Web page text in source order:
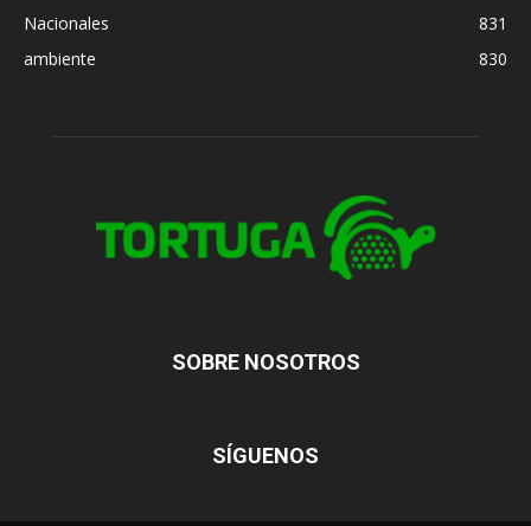
Nacionales
831
ambiente
830
SOBRE NOSOTROS
SÍGUENOS